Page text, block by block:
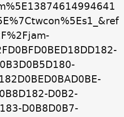
D0B2-
D0B8D0B7-